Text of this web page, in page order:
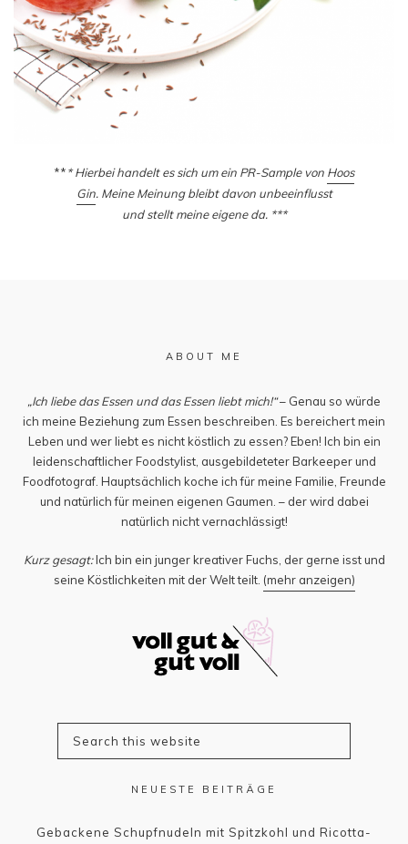
*** Hierbei handelt es sich um ein PR-Sample von Hoos
Gin. Meine Meinung bleibt davon unbeeinflusst
und stellt meine eigene da. ***
ABOUT ME
„Ich liebe das Essen und das Essen liebt mich!“– Genau so würde
ich meine Beziehung zum Essen beschreiben. Es bereichert mein
Leben und wer liebt es nicht köstlich zu essen? Eben! Ich bin ein
leidenschaftlicher Foodstylist, ausgebildeteter Barkeeper und
Foodfotograf. Hauptsächlich koche ich für meine Familie, Freunde
und natürlich für meinen eigenen Gaumen. – der wird dabei
natürlich nicht vernachlässigt!
Kurz gesagt:Ich bin ein junger kreativer Fuchs, der gerne isst und
seine Köstlichkeiten mit der Welt teilt. (mehr anzeigen)
NEUESTE BEITRÄGE
Gebackene Schupfnudeln mit Spitzkohl und Ricotta-